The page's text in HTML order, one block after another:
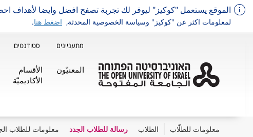
الموقع يستعمل "كوكيز" ليوفر لك تجربة تصفح افضل وايضا لأهداف
لمعلومات اكثر عن "كوكيز" وسياسة الخصوصية المحدثة, اضغط هنا.
מתעניינים סטודנטים
المعنيّون
الأقسام
الأكاديميّة
معلومات للطلّاب الطلاب رسالة للطلاب الجدد معلومات للطلاب